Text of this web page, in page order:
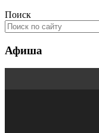
Поиск
Афиша